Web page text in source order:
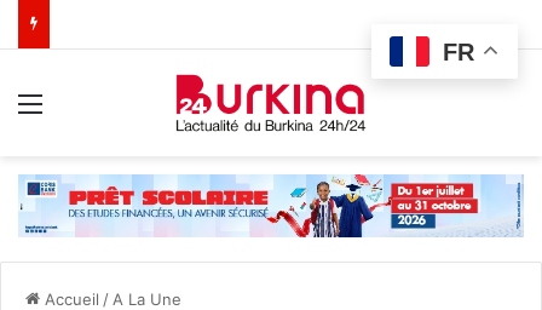
Accueil / A La Une
FR